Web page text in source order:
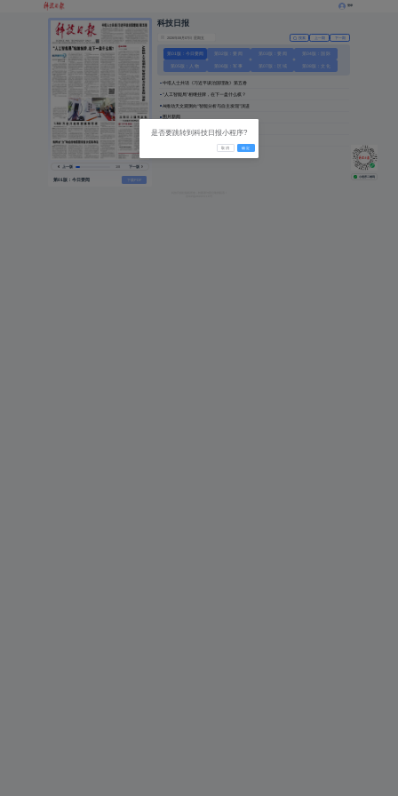
登录
是否要跳转到科技日报小程序?
取 消 确 定
上一版 1/8 下一版
第01版：今日要闻 下载PDF
小程序二维码
科技日报
搜索 上一期 下一期
第01版：今日要闻 第02版：要 闻 第03版：要 闻 第04版：国 际
第05版：人 物 第06版：军 事 第07版：区 域 第08版：文 化
中塔人士共话《习近平谈治国理政》第五卷
“人工智能局”相继挂牌，在下一盘什么棋？
AI推动天文观测向“智能分析与自主发现”演进
图片新闻
沉陷区上绿电正长
纯粹由“力”构成的物质胶球首次证实存在